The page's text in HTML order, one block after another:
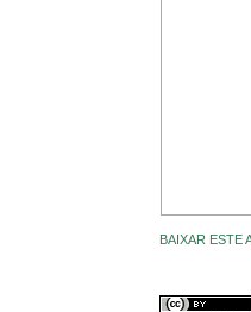
BAIXAR ESTE